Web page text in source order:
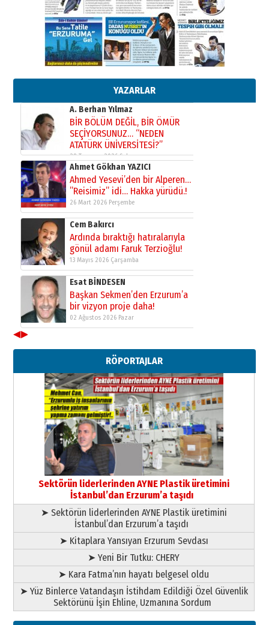
YAZARLAR
Murat Şahsuvaroğlu ERKON’da
çıtayı yukarı taşırken,
yönetimdekiler aşağı
çekmemeli!
17 Şubat 2026 SalıOrhan BOZKURT
Bir fotoğraf, bir şehir, bir
A. Berhan Yılmaz
BİR BÖLÜM DEĞİL, BİR ÖMÜR
SEÇİYORSUNUZ… “NEDEN
ATATÜRK ÜNİVERSİTESİ?”
28 Temmuz 2026 Salı
Ahmet Gökhan YAZICI
Ahmed Yesevi’den bir Alperen…
”Reisimiz” idi… Hakka yürüdü.!
26 Mart 2026 Perşembe
Cem Bakırcı
Ardında bıraktığı hatıralarıyla
gönül adamı Faruk Terzioğlu!
13 Mayıs 2026 Çarşamba
Esat BİNDESEN
Başkan Sekmen’den Erzurum’a
bir vizyon proje daha!
02 Ağustos 2026 Pazar
Erzurumspor’un köşe taşları
29 Haziran 2026 Pazartesi
Kenan GÜLERCİ
Murat Şahsuvaroğlu ERKON’da
çıtayı yukarı taşırken,
yönetimdekiler aşağı
çekmemeli!
17 Şubat 2026 SalıOrhan BOZKURT
Bir fotoğraf, bir şehir, bir
gazeteci… Dizginler kimin
elinde?
A. Berhan Yılmaz
BİR BÖLÜM DEĞİL, BİR ÖMÜR
SEÇİYORSUNUZ… “NEDEN
ATATÜRK ÜNİVERSİTESİ?”
28 Temmuz 2026 Salı
Ahmet Gökhan YAZICI
Ahmed Yesevi’den bir Alperen…
”Reisimiz” idi… Hakka yürüdü.!
26 Mart 2026 Perşembe
◀▶
RÖPORTAJLAR
Sektörün liderlerinden AYNE Plastik üretimini
İstanbul’dan Erzurum’a taşıdı
➤ Sektörün liderlerinden AYNE Plastik üretimini
İstanbul’dan Erzurum’a taşıdı
➤ Kitaplara Yansıyan Erzurum Sevdası
➤ Yeni Bir Tutku: CHERY
➤ Kara Fatma’nın hayatı belgesel oldu
➤ Yüz Binlerce Vatandaşın İstihdam Edildiği Özel Güvenlik
Sektörünü İşin Ehline, Uzmanına Sordum